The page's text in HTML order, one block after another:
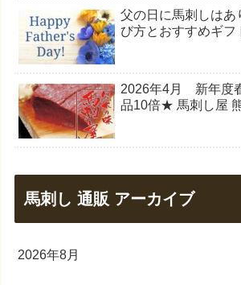
父の日に馬刺しはあ
び方とおすすめギフ
2026年4月 新年度
品
馬刺し 通販 アーカイブ
2026年8月